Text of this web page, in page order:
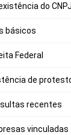
do CNPJ
básicos
Federal
de
recentes
vinculadas